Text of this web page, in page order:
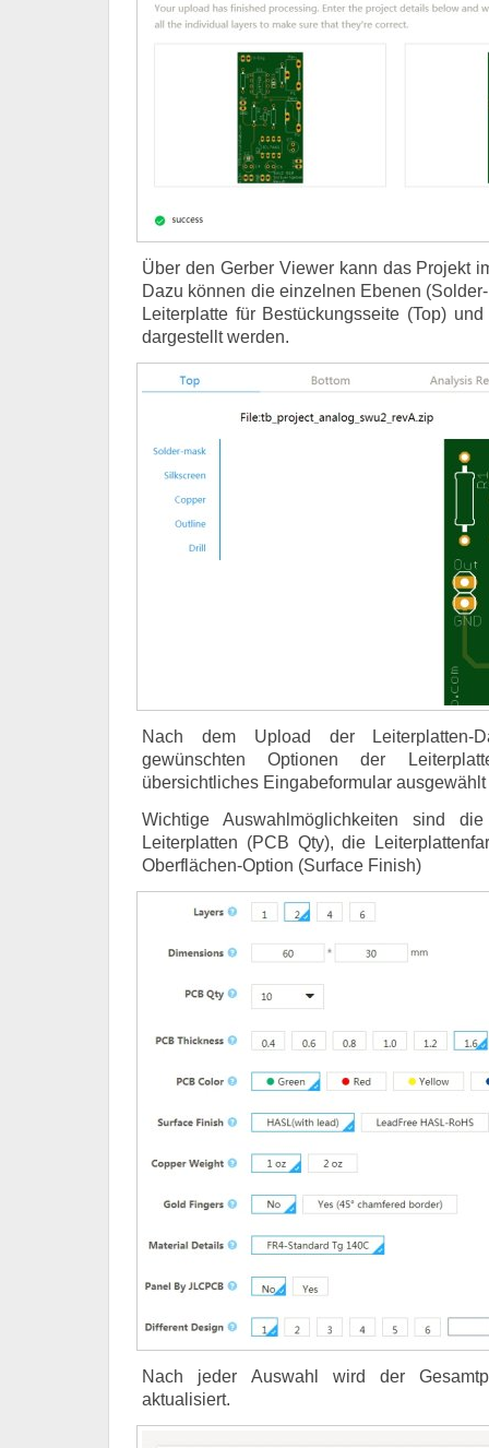
Über den Gerber Viewer kann das Projekt
Dazu können die einzelnen Ebenen
Leiterplatte für Bestückungsseite (Top)
dargestellt werden.
Nach dem Upload der Leiterplatten-
gewünschten Optionen der
übersichtliches Eingabeformular
Wichtige Auswahlmöglichkeiten sind
Leiterplatten (PCB Qty), die
Oberflächen-Option (Surface Finish)
Nach jeder Auswahl wird der
aktualisiert.